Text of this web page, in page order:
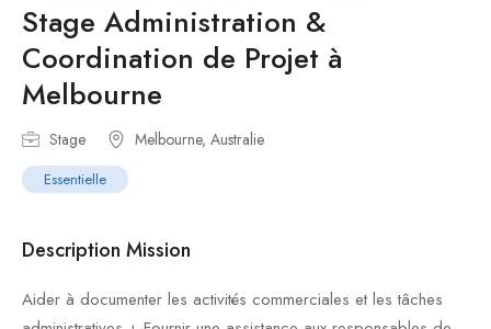
Stage Administration &
Coordination de Projet à
Melbourne
Stage Melbourne, Australie
Essentielle
Description Mission
Aider à documenter les activités commerciales et les tâches